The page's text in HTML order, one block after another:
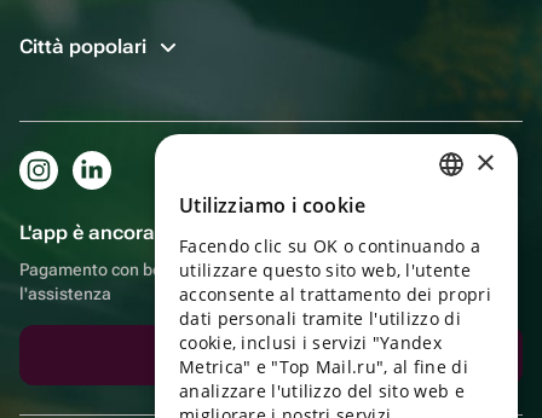
Città popolari
L'app è ancora più comoda!
Pagamento con bonus, autoconsegna, comoda chat con
l'assistenza
Scarica l'app
ENGLISH
UKRAINIAN
PORTUGUESE
SPANISH
×
Utilizziamo i cookie
Facendo clic su OK o continuando a
utilizzare questo sito web, l'utente
acconsente al trattamento dei propri
dati personali tramite l'utilizzo di
cookie, inclusi i servizi "Yandex
Metrica" e "Top Mail.ru", al fine di
analizzare l'utilizzo del sito web e